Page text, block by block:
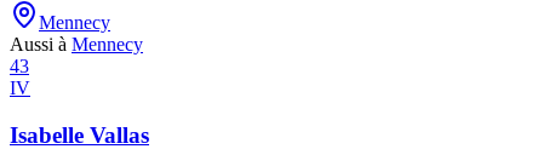
Mennecy
Aussi à Mennecy
43
IV
Isabelle Vallas